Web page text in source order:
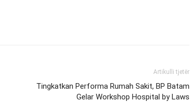
Artikulli tjetër
Tingkatkan Performa Rumah Sakit, BP Batam
Gelar Workshop Hospital by Laws